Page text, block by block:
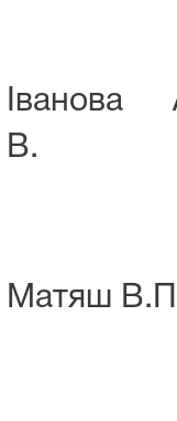
Іванова
В.
Матяш